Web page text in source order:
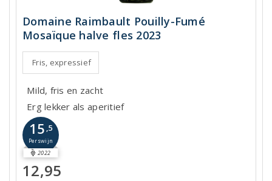
Domaine Raimbault Pouilly-Fumé
Mosaïque halve fles 2023
Fris, expressief
Mild, fris en zacht
Erg lekker als aperitief
15 ,5
Perswijn
2022
12,95